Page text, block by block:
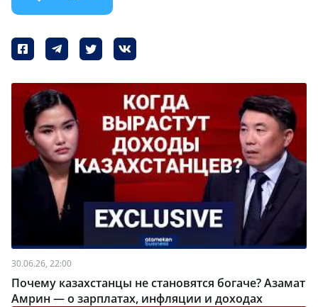
30.06.26, 22:00
Почему казахстанцы не становятся богаче? Азамат
Амрин — о зарплатах, инфляции и доходах